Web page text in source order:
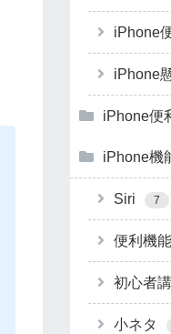
iPhone
iPhone
iPhone便
iPhone機
Siri 7
便利機能
初心者
小ネタ